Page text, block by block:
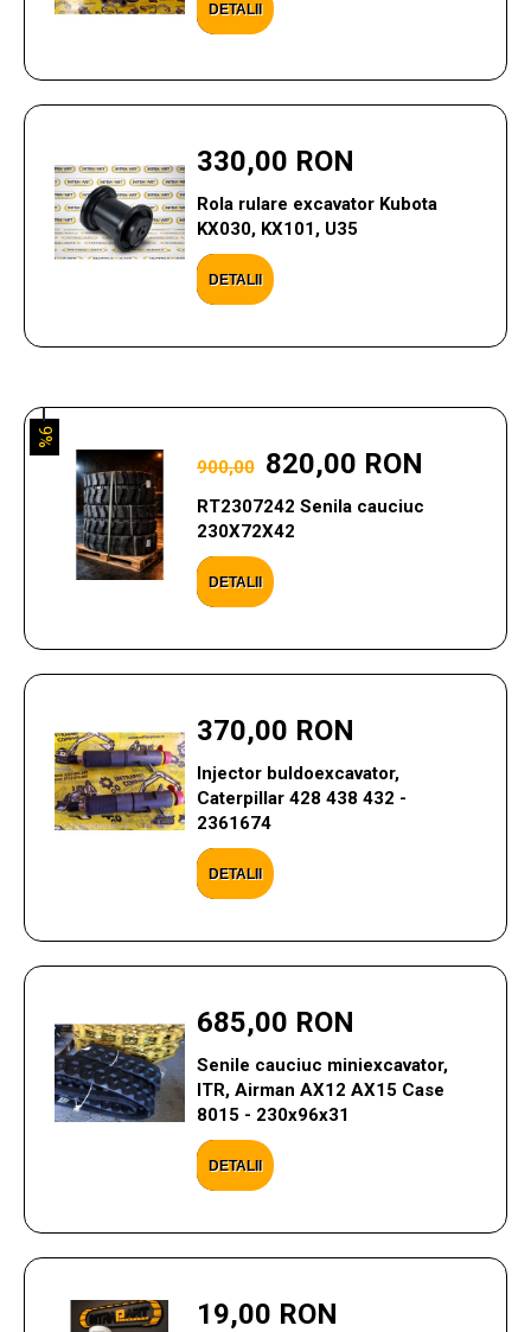
DETALII
330,00 RON
Rola rulare excavator Kubota
KX030, KX101, U35
DETALII
900,00 820,00 RON
RT2307242 Senila cauciuc
230X72X42
DETALII
9%
370,00 RON
Injector buldoexcavator,
Caterpillar 428 438 432 -
2361674
DETALII
685,00 RON
Senile cauciuc miniexcavator,
ITR, Airman AX12 AX15 Case
8015 - 230x96x31
DETALII
19,00 RON